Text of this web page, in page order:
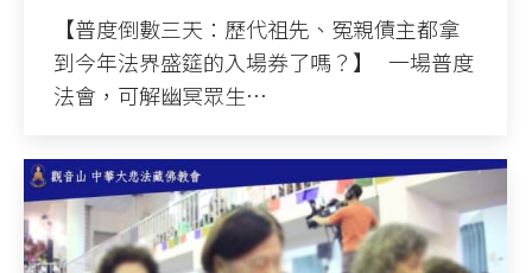
【普度倒數三天：歷代祖先、冤親債主都拿
到今年法界盛筵的入場券了嗎？】 一場普度
法會，可解幽冥眾生…